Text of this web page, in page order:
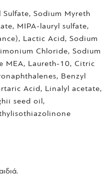
Sodium Myreth
MIPA-lauryl sulfate,
Lactic Acid, Sodium
Chloride, Sodium
MEA, Laureth-10, Citric
Benzyl
Acid, Linalyl acetate,
seed oil,